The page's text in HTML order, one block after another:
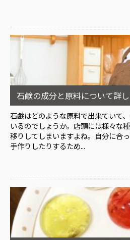
石鹸の成分と原料について詳し
石鹸はどのような原料で出来ていて
いるのでしょうか。店頭には様々な
移りしてしまいますよね。自分に合
手作りしたりするため...